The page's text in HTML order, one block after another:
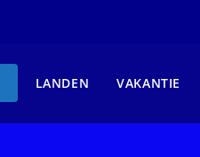
LANDEN VAKANTIE